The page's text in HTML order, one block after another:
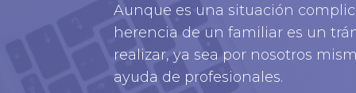
Aunque es una situación
herencia de un familiar es un
realizar, ya sea por nosotros
ayuda de profesionales.